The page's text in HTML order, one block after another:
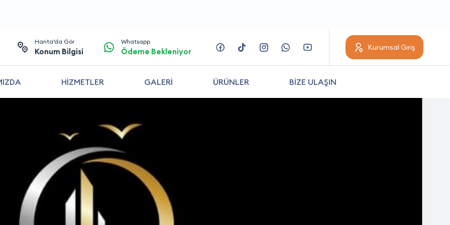
Harita’da Gör
Konum Bilgisi
Whatsapp
Ödeme Bekleniyor Kurumsal Giriş
HİZMETLER GALERİ ÜRÜNLER BİZE ULAŞIN